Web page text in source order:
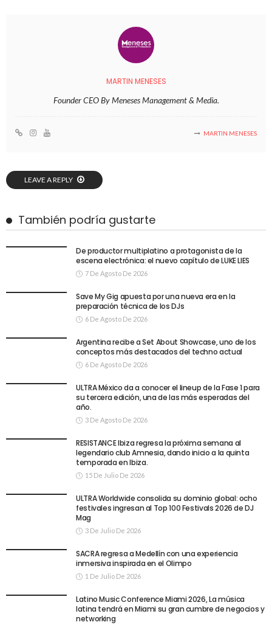
MARTIN MENESES
Founder CEO By Meneses Management & Media.
MARTIN MENESES
LEAVE A REPLY
También podría gustarte
De productor multiplatino a protagonista de la
escena electrónica: el nuevo capítulo de LUKE LIES
7 De Agosto De 2026
Save My Gig apuesta por una nueva era en la
preparación técnica de los DJs
6 De Agosto De 2026
Argentina recibe a Set About Showcase, uno de los
conceptos más destacados del techno actual
6 De Agosto De 2026
ULTRA México da a conocer el lineup de la Fase 1 para
su tercera edición, una de las más esperadas del
año.
3 De Agosto De 2026
RESISTANCE Ibiza regresa la próxima semana al
legendario club Amnesia, dando inicio a la quinta
temporada en Ibiza.
15 De Julio De 2026
ULTRA Worldwide consolida su dominio global: ocho
festivales ingresan al Top 100 Festivals 2026 de DJ
Mag
3 De Julio De 2026
SACRA regresa a Medellín con una experiencia
inmersiva inspirada en el Olimpo
1 De Julio De 2026
Latino Music Conference Miami 2026, La música
latina tendrá en Miami su gran cumbre de negocios y
networking